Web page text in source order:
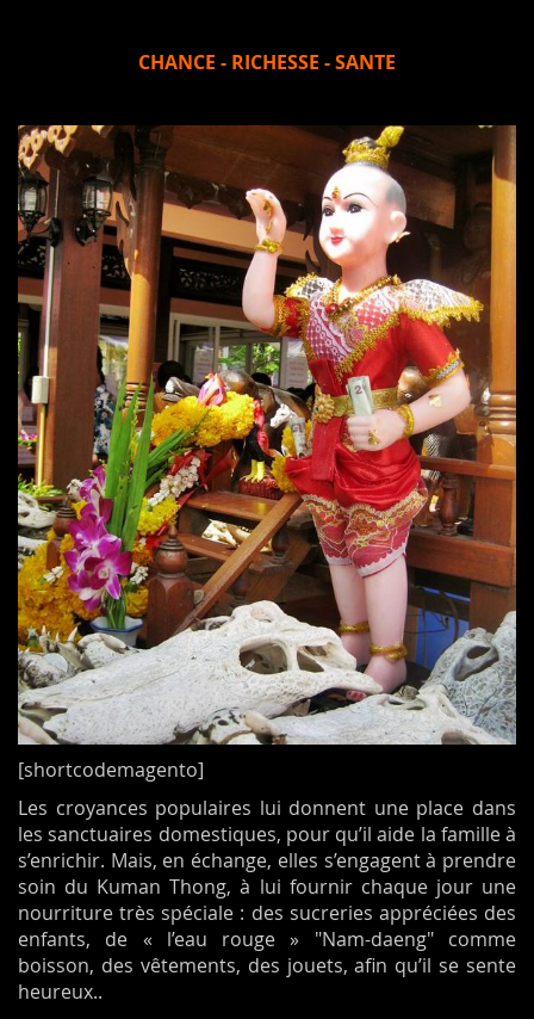
CHANCE - RICHESSE - SANTE
[shortcodemagento]
Les croyances populaires lui donnent une place dans
les sanctuaires domestiques, pour qu’il aide la famille à
s’enrichir. Mais, en échange, elles s’engagent à prendre
soin du Kuman Thong, à lui fournir chaque jour une
nourriture très spéciale : des sucreries appréciées des
enfants, de « l’eau rouge » "Nam-daeng" comme
boisson, des vêtements, des jouets, afin qu’il se sente
heureux..